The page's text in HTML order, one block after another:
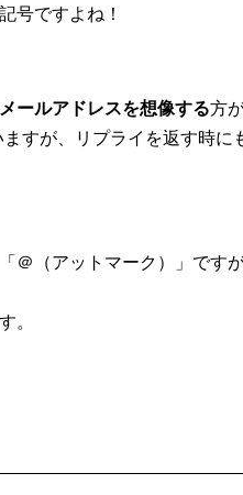
号ですよね！
メールアドレスを想像する方
すが、リプライを返す時に
＠（アットマーク）」です
。